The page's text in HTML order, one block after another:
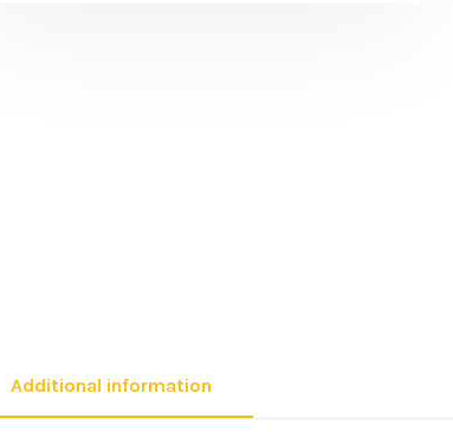
Additional information